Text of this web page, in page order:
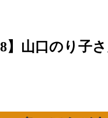
】山口のり子